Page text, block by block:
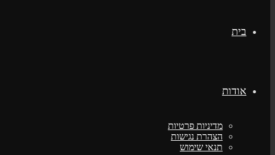
בית
אודות
מדיניות פרטיות
הצהרת נגישות
תנאי שימוש